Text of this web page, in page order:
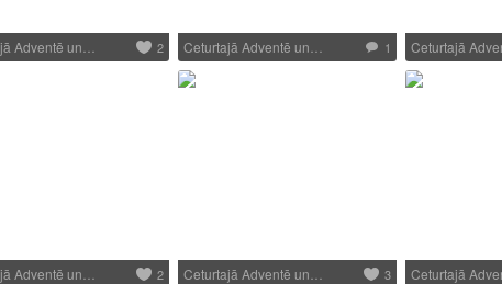
Adventē un… 2 Ceturtajā Adventē un… 1 Ceturtajā
Adventē un… 2 Ceturtajā Adventē un… 3 Ceturtajā